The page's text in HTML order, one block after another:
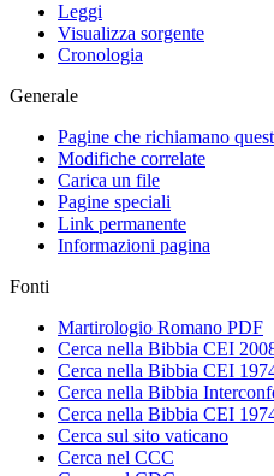
Leggi
Visualizza sorgente
Cronologia
Generale
Pagine che richiamano
Modifiche correlate
Carica un file
Pagine speciali
Link permanente
Informazioni pagina
Fonti
Martirologio Romano PDF
Cerca nella Bibbia CEI
Cerca nella Bibbia CEI
Cerca nella Bibbia
Cerca nella Bibbia CEI
Cerca sul sito vaticano
Cerca nel CCC